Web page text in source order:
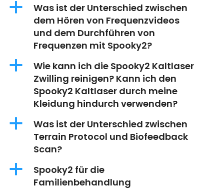
a
Was ist der Unterschied zwischen
dem Hören von Frequenzvideos
und dem Durchführen von
Frequenzen mit Spooky2?
a
Wie kann ich die Spooky2 Kaltlaser
Zwilling reinigen? Kann ich den
Spooky2 Kaltlaser durch meine
Kleidung hindurch verwenden?
a
Was ist der Unterschied zwischen
Terrain Protocol und Biofeedback
Scan?
a
Spooky2 für die
Familienbehandlung